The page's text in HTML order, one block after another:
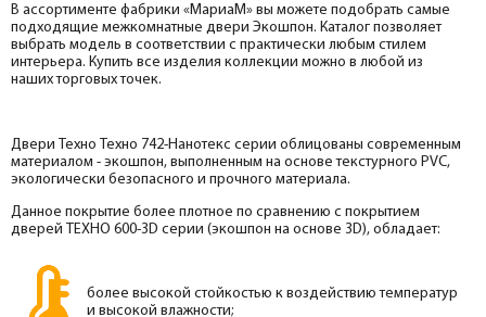
В ассортименте фабрики «МариаМ» вы можете подобрать самые
подходящие межкомнатные двери Экошпон. Каталог позволяет
выбрать модель в соответствии с практически любым стилем
интерьера. Купить все изделия коллекции можно в любой из
наших торговых точек.
Двери Техно Техно 742-Нанотекс серии облицованы современным
материалом - экошпон, выполненным на основе текстурного PVC,
экологически безопасного и прочного материала.
Данное покрытие более плотное по сравнению с покрытием
дверей ТЕХНО 600-3D серии (экошпон на основе 3D), обладает:
более высокой стойкостью к воздействию температур
и высокой влажности;